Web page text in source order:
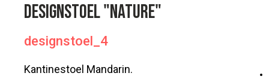
Designstoel "Nature"
designstoel_4
Kantinestoel Mandarin.